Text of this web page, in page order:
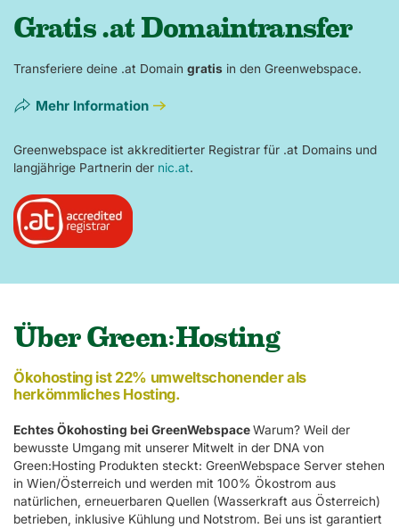
Gratis .at Domaintransfer
Transferiere deine .at Domain gratis in den Greenwebspace.
Mehr Information
Greenwebspace ist akkreditierter Registrar für .at Domains und
langjährige Partnerin der nic.at.
Über Green:Hosting
Ökohosting ist 22% umweltschonender als
herkömmliches Hosting.
Echtes Ökohosting bei GreenWebspaceWarum? Weil der
bewusste Umgang mit unserer Mitwelt in der DNA von
Green:Hosting Produkten steckt: GreenWebspace Server stehen
in Wien/Österreich und werden mit 100% Ökostrom aus
natürlichen, erneuerbaren Quellen (Wasserkraft aus Österreich)
betrieben, inklusive Kühlung und Notstrom. Bei uns ist garantiert